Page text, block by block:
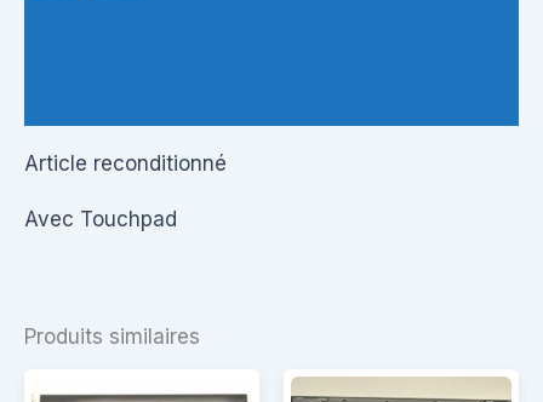
Article reconditionné
Avec Touchpad
Produits similaires